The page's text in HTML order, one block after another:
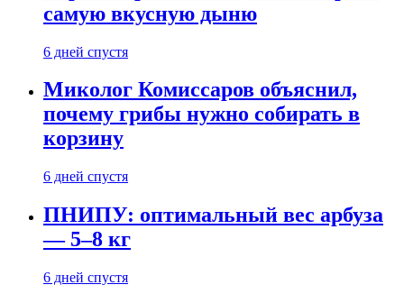
самую вкусную дыню
6 дней спустя
Миколог Комиссаров объяснил,
почему грибы нужно собирать в
корзину
6 дней спустя
ПНИПУ: оптимальный вес арбуза
— 5–8 кг
6 дней спустя